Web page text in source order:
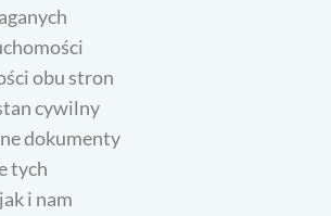
obu stron
cywilny
dokumenty
tych
i nam